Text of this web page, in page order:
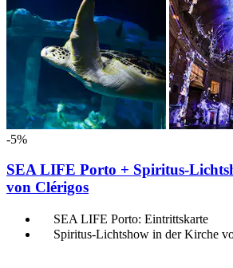
-5%
SEA LIFE Porto + Spiritus-
von Clérigos
SEA LIFE Porto: Eintrittskarte
Spiritus-Lichtshow in der Kirche